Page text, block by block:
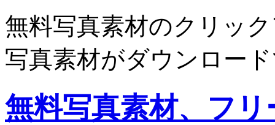
無料写真素材のクリッ
写真素材がダウンロー
無料写真素材、フ